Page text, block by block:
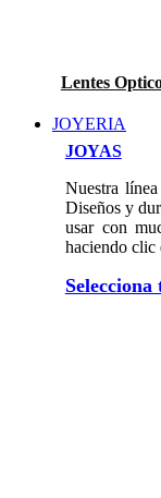
Lentes
JOYERIA
JOYAS
Nuestra
Diseños y
usar con
haciendo clic